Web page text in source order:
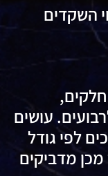
השקדים
עושים
לפי גודל
מדביקים